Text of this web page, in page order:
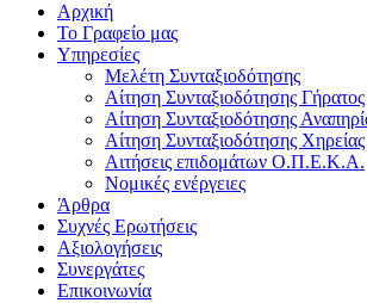
Αρχική
Το Γραφείο μας
Υπηρεσίες
Μελέτη Συνταξιοδότησης
Αίτηση Συνταξιοδότησης Γήρατος
Αίτηση Συνταξιοδότησης
Αίτηση Συνταξιοδότησης Χηρείας
Αιτήσεις επιδομάτων Ο.Π.Ε.Κ.Α.
Νομικές ενέργειες
Άρθρα
Συχνές Ερωτήσεις
Αξιολογήσεις
Συνεργάτες
Επικοινωνία